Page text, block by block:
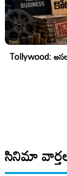
Tollywood:
సినిమా